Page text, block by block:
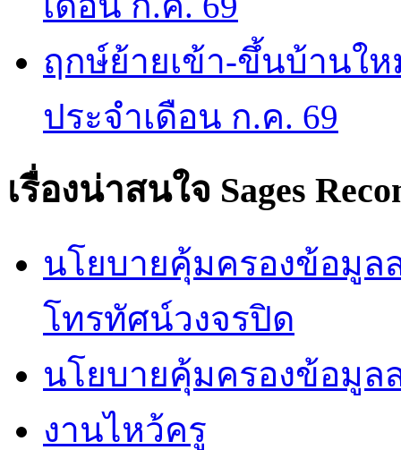
ฤกษ์ย้ายเข้า-ขึ้นบ้านใ
ประจำเดือน ก.ค. 69
เรื่องน่าสนใจ Sages
นโยบายคุ้มครองข้อมูล
โทรทัศน์วงจรปิด
นโยบายคุ้มครองข้อมูล
งานไหว้ครู